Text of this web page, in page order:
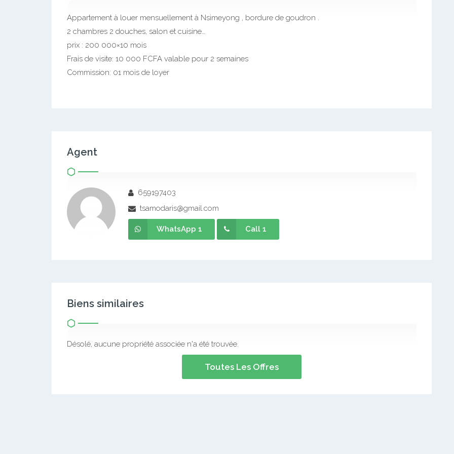
Description
Appartement à louer mensuellement à Nsimeyong , bordure de goudron .
2 chambres 2 douches, salon et cuisine…